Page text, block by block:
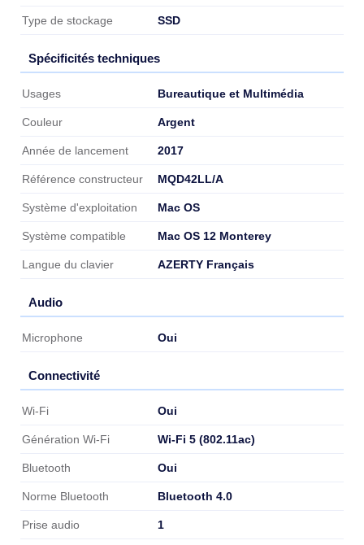
Type de stockage SSD
Spécificités techniques
Spécificités techniques
Usages Bureautique et Multimédia
Couleur Argent
Année de lancement 2017
Référence constructeur MQD42LL/A
Système d'exploitation Mac OS
Système compatible Mac OS 12 Monterey
Langue du clavier AZERTY Français
Audio
Audio
Microphone Oui
Connectivité
Connectivité
Wi-Fi Oui
Génération Wi-Fi Wi-Fi 5 (802.11ac)
Bluetooth Oui
Norme Bluetooth Bluetooth 4.0
Prise audio 1